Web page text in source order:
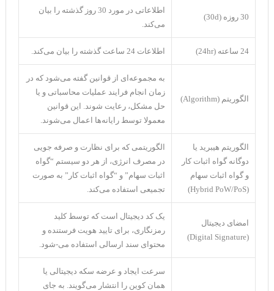
30 روزه (30d)
اطلاعاتی در مورد 30 روز گذشته را بیان
می‌کند.
24 ساعته (24hr) اطلاعات 24 ساعت گذشته را بیان می‌کند.
الگوریتم (Algorithm)
به مجموعه‌ای از قوانین گفته می‌شود که در
زمان انجام فرایند عملیات محاسباتی و یا
حل مشکل، رعایت شوند. این قوانین
معمولا توسط رایانه‌ها اعمال می‌شوند.
الگوریتم هیبرید یا
دوگانه گواه اثبات کار
و گواه اثبات سهام
(Hybrid PoW/PoS)
الگوریتمی که برای نظارت و صرفه جویی
در مصرف انرژی، از هر دو سیستم “گواه
اثبات سهام” و “گواه اثبات کار” به صورت
تجمیعی استفاده می‌کند.
امضای دیجیتال
(Digital Signature)
یک کد دیجیتال است که توسط کلید
رمزنگاری، برای تایید هویت فرستنده و
محتوای سند ارسالی استفاده می-شود.
سرعت ایجاد و عرضه سکه دیجیتالی یا
همان کوین را انتشار می‌گویند. به جای